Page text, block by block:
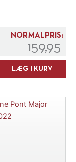
NORMALPRIS:
159,95
LÆG I KURV